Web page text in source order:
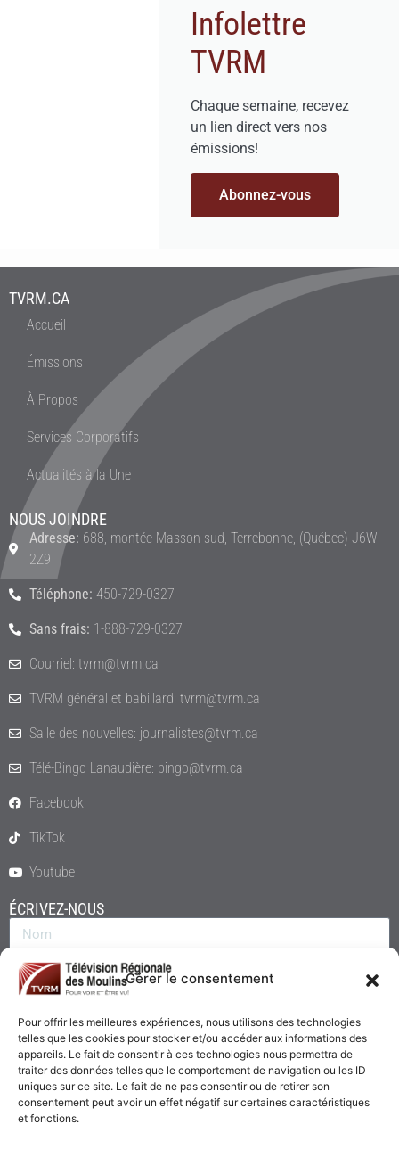
Gérer le consentement
Pour offrir les meilleures expériences, nous utilisons des technologies
telles que les cookies pour stocker et/ou accéder aux informations des
appareils. Le fait de consentir à ces technologies nous permettra de
traiter des données telles que le comportement de navigation ou les ID
uniques sur ce site. Le fait de ne pas consentir ou de retirer son
consentement peut avoir un effet négatif sur certaines caractéristiques
et fonctions.
Infolettre
TVRM
Chaque semaine, recevez
un lien direct vers nos
émissions!
Abonnez-vous
TVRM.CA
Accueil
Émissions
À Propos
Services Corporatifs
Actualités à la Une
NOUS JOINDRE
Adresse: 688, montée Masson sud, Terrebonne, (Québec) J6W
2Z9
Téléphone: 450-729-0327
Sans frais: 1-888-729-0327
Courriel: tvrm@tvrm.ca
TVRM général et babillard: tvrm@tvrm.ca
Salle des nouvelles: journalistes@tvrm.ca
Télé-Bingo Lanaudière: bingo@tvrm.ca
Facebook
TikTok
Youtube
ÉCRIVEZ-NOUS